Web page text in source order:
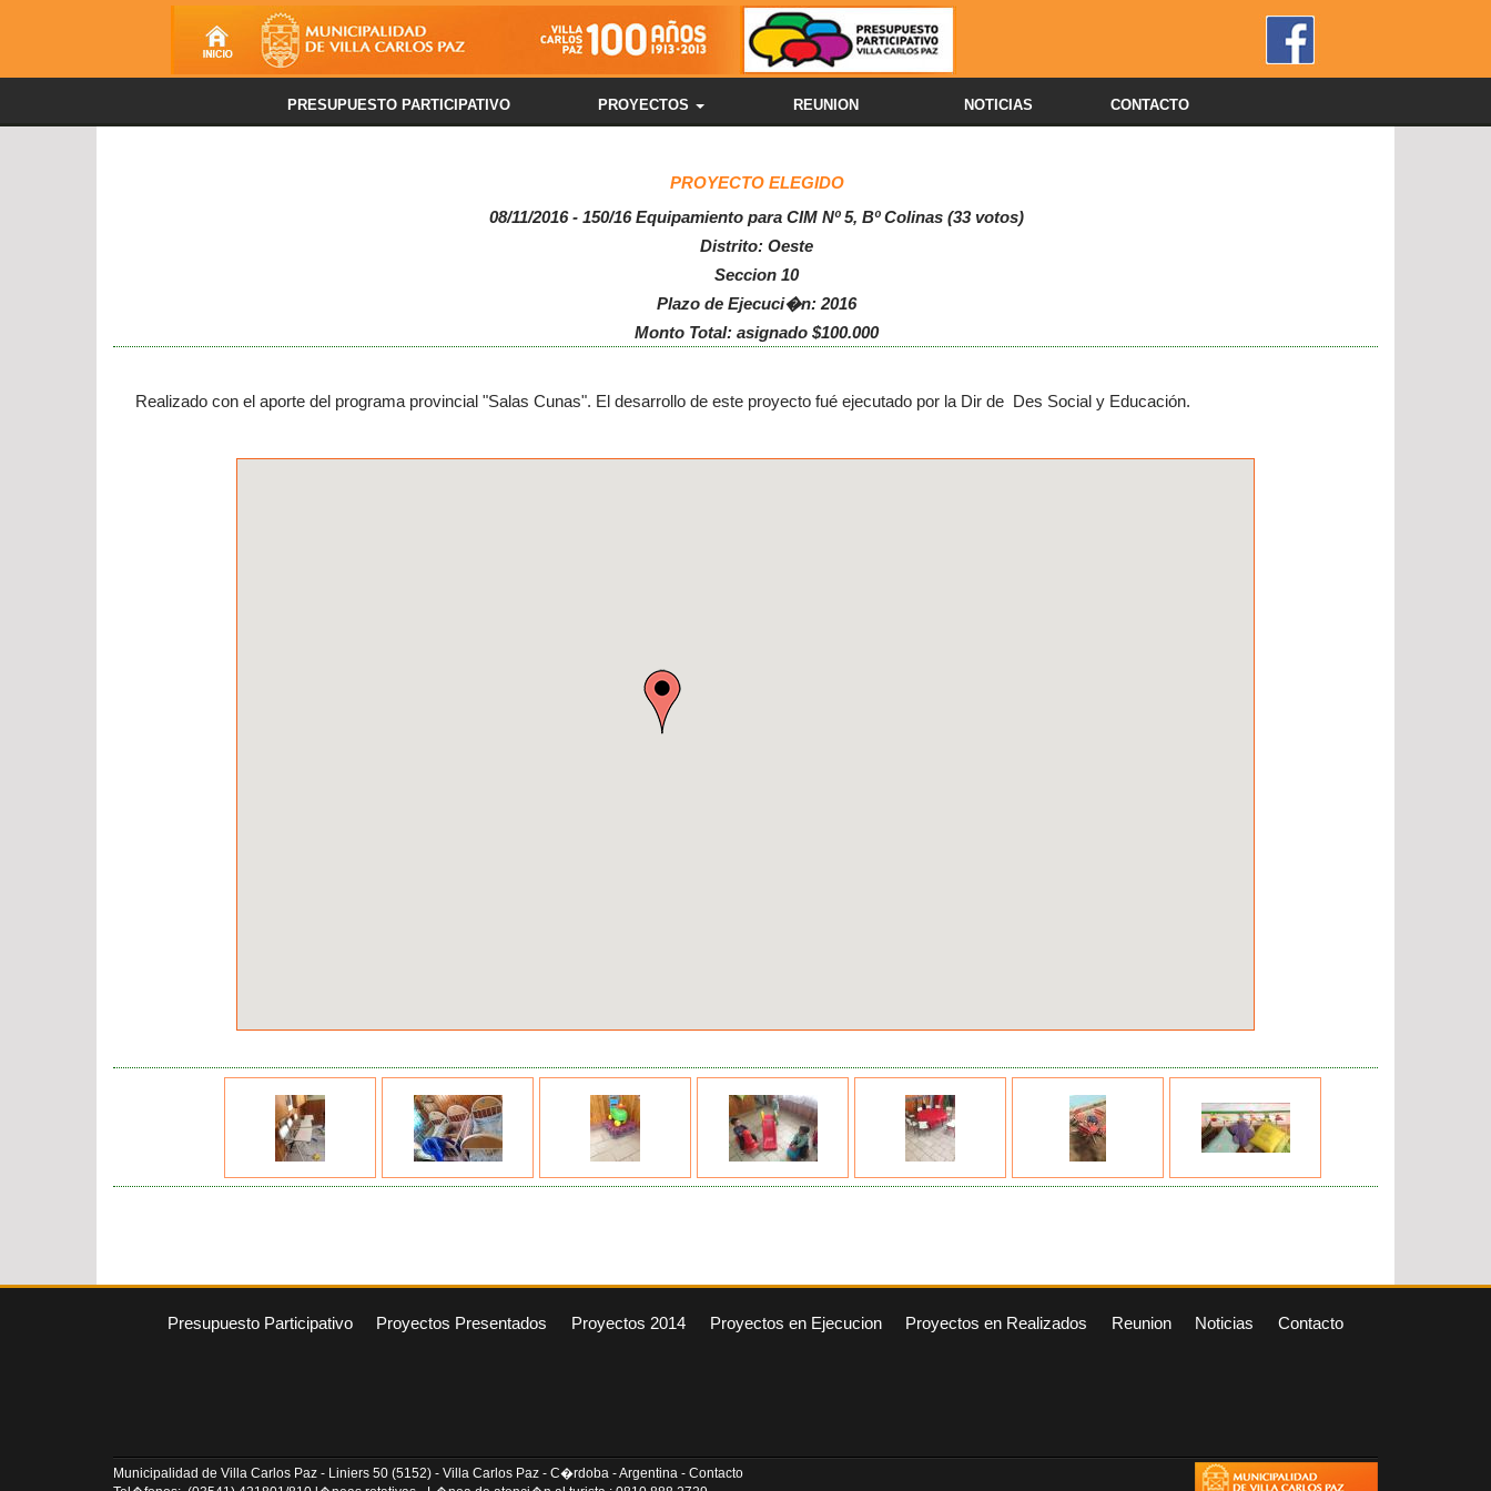
PRESUPUESTO PARTICIPATIVO PROYECTOS REUNION NOTICIAS CONTACTO
PROYECTO ELEGIDO
08/11/2016 - 150/16 Equipamiento para CIM Nº 5, Bº Colinas (33 votos)
Distrito: Oeste
Seccion 10
Plazo de Ejecuci�n: 2016
Monto Total: asignado $100.000
Realizado con el aporte del programa provincial "Salas Cunas". El desarrollo de este proyecto fué ejecutado por la Dir de Des Social y Educación.
Presupuesto Participativo Proyectos Presentados Proyectos 2014 Proyectos en Ejecucion Proyectos en Realizados Reunion Noticias Contacto
Municipalidad de Villa Carlos Paz - Liniers 50 (5152) - Villa Carlos Paz - C�rdoba - Argentina - Contacto